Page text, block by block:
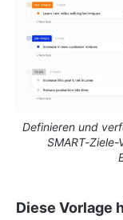
Definieren und
SMART-
Diese Vorlage